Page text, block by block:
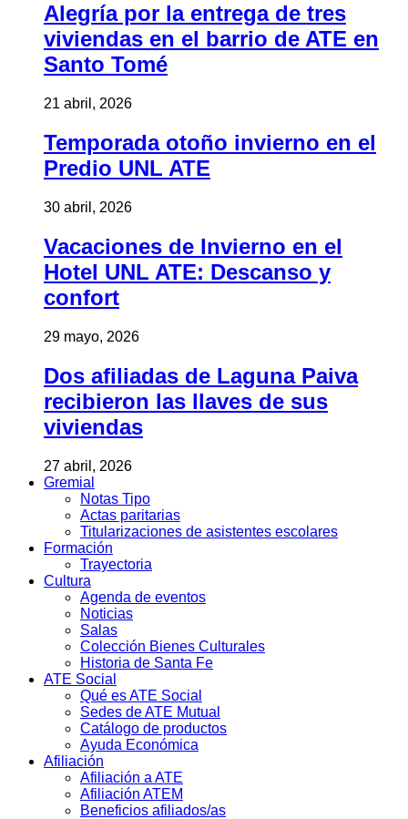
Alegría por la entrega de tres
viviendas en el barrio de ATE en
Santo Tomé
21 abril, 2026
Temporada otoño invierno en el
Predio UNL ATE
30 abril, 2026
Vacaciones de Invierno en el
Hotel UNL ATE: Descanso y
confort
29 mayo, 2026
Dos afiliadas de Laguna Paiva
recibieron las llaves de sus
viviendas
27 abril, 2026
Gremial
Notas Tipo
Actas paritarias
Titularizaciones de asistentes escolares
Formación
Trayectoria
Cultura
Agenda de eventos
Noticias
Salas
Colección Bienes Culturales
Historia de Santa Fe
ATE Social
Qué es ATE Social
Sedes de ATE Mutual
Catálogo de productos
Ayuda Económica
Afiliación
Afiliación a ATE
Afiliación ATEM
Beneficios afiliados/as